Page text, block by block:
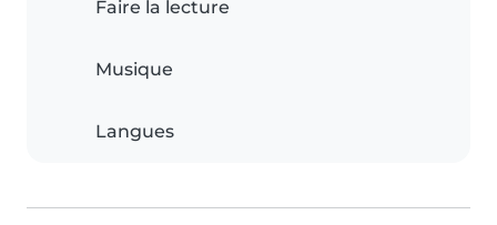
Faire la lecture
Musique
Langues